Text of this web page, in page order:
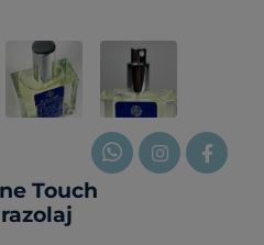
Touch